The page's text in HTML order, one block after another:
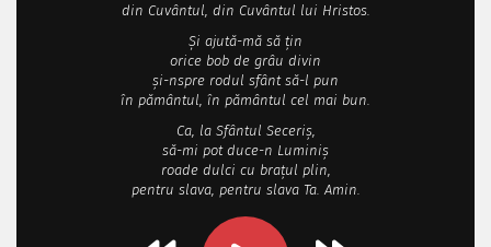
din Cuvântul, din Cuvântul lui Hristos.
Şi ajută-mă să ţin
orice bob de grâu divin
şi-nspre rodul sfânt să-l pun
în pământul, în pământul cel mai bun.
Ca, la Sfântul Seceriş,
să-mi pot duce-n Luminiş
roade dulci cu braţul plin,
pentru slava, pentru slava Ta. Amin.